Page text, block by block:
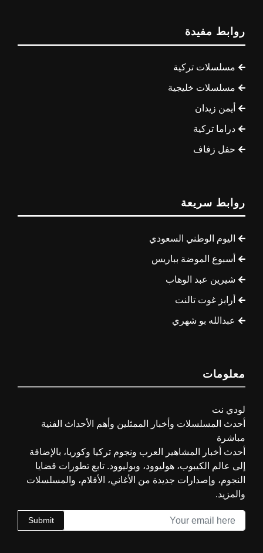
روابط مفيدة
مسلسلات تركية
مسلسلات خليجية
أيمن زيدان
دراما تركية
حفل زفاف
روابط سريعة
اليوم الوطني السعودي
أسبوع الموضة بباريس
شيرين عبد الوهاب
أرابز غوت تالنت
عبدالله بو شهري
معلومات
لودي نت
أحدث المسلسلات وأخبار الممثلين وأهم الأحداث الفنية
مباشرة
أحدث أخبار المشاهير العرب ونجوم تركيا وكوريا، بالإضافة
إلى عالم الكيبوب، هوليوود، وبوليوود. تابع تطورات قضايا
النجوم، وإصدارات جديدة من الأغاني، الأفلام، والمسلسلات
والمزيد.
Submit